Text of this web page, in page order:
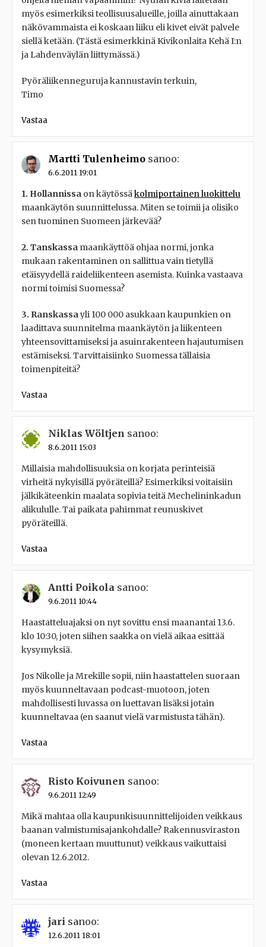
myös esimerkiksi teollisuusalueille, joilla ainuttakaan
näkövammaista ei koskaan liiku eli kivet eivät palvele
siellä ketään. (Tästä esimerkkinä Kivikonlaita Kehä I:n
ja Lahdenväylän liittymässä.)
Pyöräliikenneguruja kannustavin terkuin,
Timo
Vastaa
Martti Tulenheimo sanoo:
6.6.2011 19:01
1. Hollannissa on käytössä kolmiportainen luokittelu
maankäytön suunnittelussa. Miten se toimii ja olisiko
sen tuominen Suomeen järkevää?
2. Tanskassa maankäyttöä ohjaa normi, jonka
mukaan rakentaminen on sallittua vain tietyllä
etäisyydellä raideliikenteen asemista. Kuinka vastaava
normi toimisi Suomessa?
3. Ranskassayli 100 000 asukkaan kaupunkien on
laadittava suunnitelma maankäytön ja liikenteen
yhteensovittamiseksi ja asuinrakenteen hajautumisen
estämiseksi. Tarvittaisiinko Suomessa tällaisia
toimenpiteitä?
Vastaa
Niklas Wöltjen sanoo:
8.6.2011 15:03
Millaisia mahdollisuuksia on korjata perinteisiä
virheitä nykyisillä pyöräteillä? Esimerkiksi voitaisiin
jälkikäteenkin maalata sopivia teitä Mechelininkadun
alikululle. Tai paikata pahimmat reunuskivet
pyöräteillä.
Vastaa
Antti Poikola sanoo:
9.6.2011 10:44
Haastatteluajaksi on nyt sovittu ensi maanantai 13.6.
klo 10:30, joten siihen saakka on vielä aikaa esittää
kysymyksiä.
Jos Nikolle ja Mrekille sopii, niin haastattelen suoraan
myös kuunneltavaan podcast-muotoon, joten
mahdollisesti luvassa on luettavan lisäksi jotain
kuunneltavaa (en saanut vielä varmistusta tähän).
Vastaa
Risto Koivunen sanoo:
9.6.2011 12:49
Mikä mahtaa olla kaupunkisuunnittelijoiden veikkaus
baanan valmistumisajankohdalle? Rakennusviraston
(moneen kertaan muuttunut) veikkaus vaikuttaisi
olevan 12.6.2012.
Vastaa
jari sanoo:
12.6.2011 18:01